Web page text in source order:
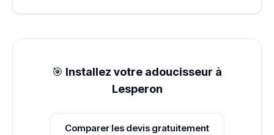
🎯 Installez votre adoucisseur à
Lesperon
Comparer les devis gratuitement